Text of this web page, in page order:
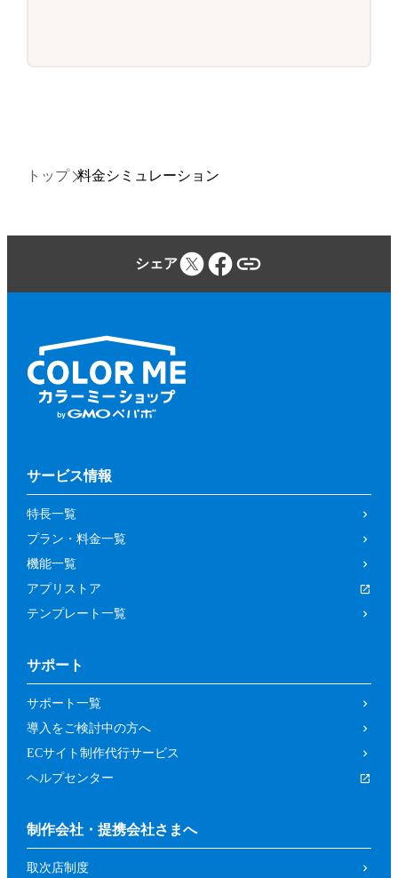
トップ 料金シミュレーション
シェア
サービス情報
特長一覧
プラン・料金一覧
機能一覧
アプリストア
テンプレート一覧
サポート
サポート一覧
導入をご検討中の方へ
ECサイト制作代行サービス
ヘルプセンター
制作会社・提携会社さまへ
取次店制度